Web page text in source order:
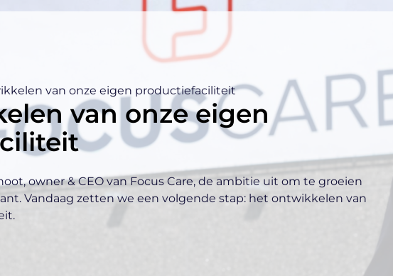
van onze eigen productiefaciliteit
van onze eigen
owner & CEO van Focus Care, de ambitie uit om te groeien
Vandaag zetten we een volgende stap: het ontwikkelen van